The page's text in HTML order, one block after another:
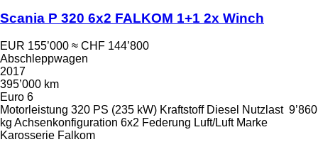
Scania P 320 6x2 FALKOM 1+1 2x Winch
EUR 155’000 ≈ CHF 144’800
Abschleppwagen
2017
395’000 km
Euro 6
Motorleistung 320 PS (235 kW) Kraftstoff Diesel Nutzlast 9’860
kg Achsenkonfiguration 6x2 Federung Luft/Luft Marke
Karosserie Falkom